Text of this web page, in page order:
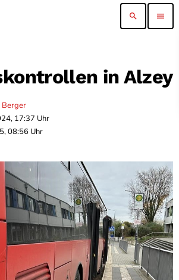
search menu
in Alzey
Berger
17:37 Uhr
08:56 Uhr